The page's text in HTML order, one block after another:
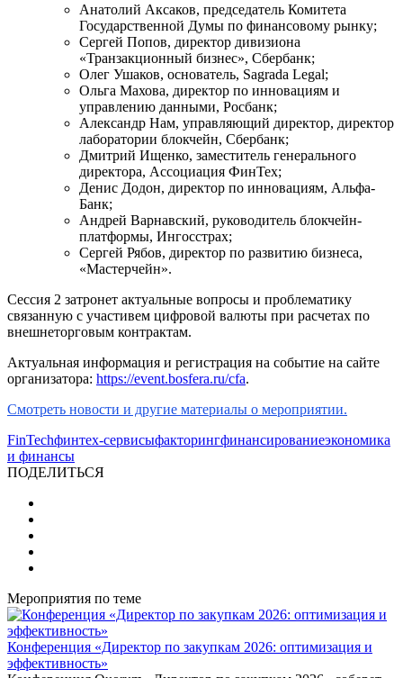
Анатолий Аксаков, председатель Комитета
Государственной Думы по финансовому рынку;
Сергей Попов, директор дивизиона
«Транзакционный бизнес», Сбербанк;
Олег Ушаков, основатель, Sagrada Legal;
Ольга Махова, директор по инновациям и
управлению данными, Росбанк;
Александр Нам, управляющий директор, директор
лаборатории блокчейн, Сбербанк;
Дмитрий Ищенко, заместитель генерального
директора, Ассоциация ФинТех;
Денис Додон, директор по инновациям, Альфа-
Банк;
Андрей Варнавский, руководитель блокчейн-
платформы, Ингосстрах;
Сергей Рябов, директор по развитию бизнеса,
«Мастерчейн».
Сессия 2 затронет актуальные вопросы и проблематику
связанную с участивем цифровой валюты при расчетах по
внешнеторговым контрактам.
Актуальная информация и регистрация на событие на сайте
организатора: https://event.bosfera.ru/cfa.
Смотреть новости и другие материалы о мероприятии.
FinTechфинтех-сервисыфакторингфинансированиеэкономика
и финансы
ПОДЕЛИТЬСЯ
Мероприятия по теме
Конференция «Директор по закупкам 2026: оптимизация и
эффективность»